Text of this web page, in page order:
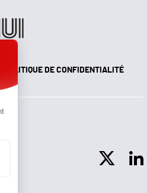
POLITIQUE DE CONFIDENTIALITÉ